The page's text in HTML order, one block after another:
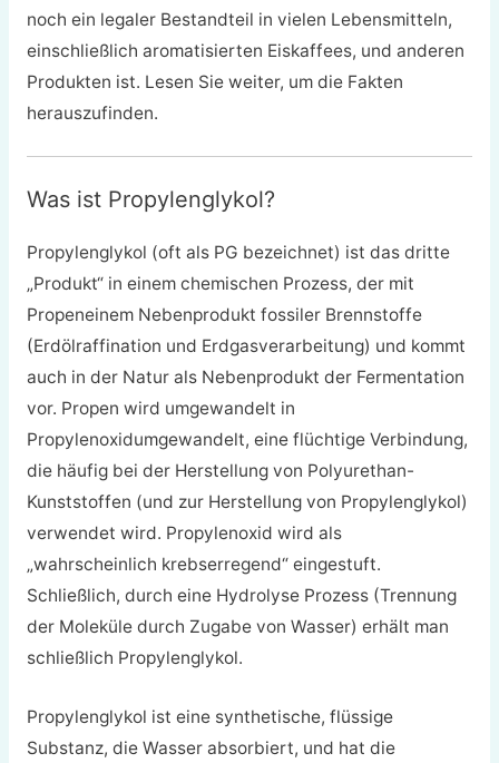
noch ein legaler Bestandteil in vielen Lebensmitteln,
einschließlich aromatisierten Eiskaffees, und anderen
Produkten ist. Lesen Sie weiter, um die Fakten
herauszufinden.
Was ist Propylenglykol?
Propylenglykol (oft als PG bezeichnet) ist das dritte
„Produkt“ in einem chemischen Prozess, der mit
Propeneinem Nebenprodukt fossiler Brennstoffe
(Erdölraffination und Erdgasverarbeitung) und kommt
auch in der Natur als Nebenprodukt der Fermentation
vor. Propen wird umgewandelt in
Propylenoxidumgewandelt, eine flüchtige Verbindung,
die häufig bei der Herstellung von Polyurethan-
Kunststoffen (und zur Herstellung von Propylenglykol)
verwendet wird. Propylenoxid wird als
„wahrscheinlich krebserregend“ eingestuft.
Schließlich, durch eine HydrolyseProzess (Trennung
der Moleküle durch Zugabe von Wasser) erhält man
schließlich Propylenglykol.
Propylenglykol ist eine synthetische, flüssige
Substanz, die Wasser absorbiert, und hat die